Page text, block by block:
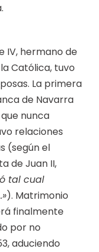
IV, hermano de
Católica, tuvo
La primera
de Navarra
nunca
relaciones
(según el
de Juan II,
tal cual
). Matrimonio
finalmente
por no
aduciendo